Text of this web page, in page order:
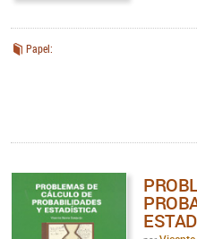
Papel: